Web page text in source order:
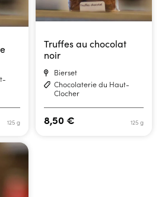
125 g
Truffes au chocolat
noir
Bierset
Chocolaterie du Haut-
Clocher
125 g
8,50 €